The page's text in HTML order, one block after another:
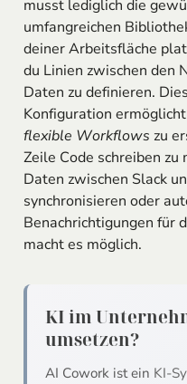
musst lediglich die
umfangreichen
deiner Arbeitsfläche
du Linien zwischen den
Daten zu definieren.
Konfiguration
flexible Workflows zu
Zeile Code schreiben zu
Daten zwischen Slack
synchronisieren oder
Benachrichtigungen für
macht es möglich.
KI im
umsetzen?
AI Cowork ist ein KI-